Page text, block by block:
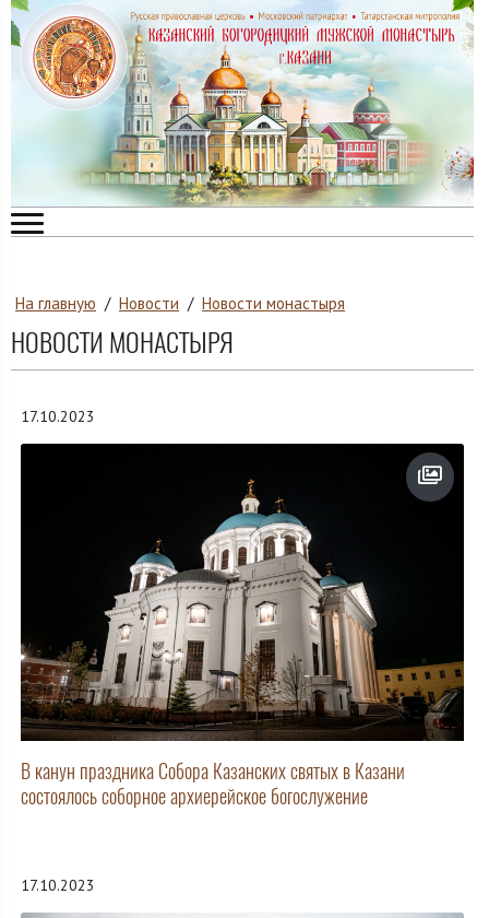
На главную / Новости / Новости монастыря
НОВОСТИ МОНАСТЫРЯ
17.10.2023
В канун праздника Собора Казанских святых в Казани
состоялось соборное архиерейское богослужение
17.10.2023